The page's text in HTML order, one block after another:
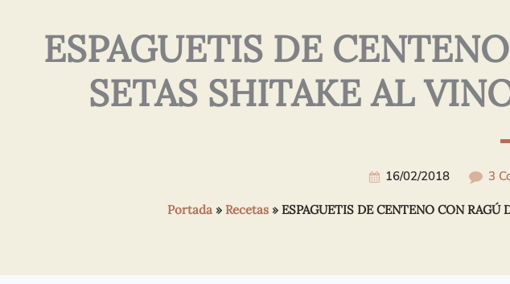
ESPAGUETIS DE
SETAS SHITAKE AL
16/02/2018 3
Portada » Recetas » ESPAGUETIS DE CENTENO CON